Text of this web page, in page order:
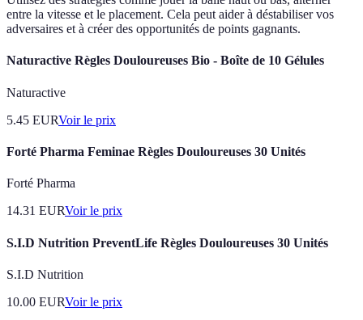
entre la vitesse et le placement. Cela peut aider à déstabiliser vos
adversaires et à créer des opportunités de points gagnants.
Naturactive Règles Douloureuses Bio - Boîte de 10 Gélules
Naturactive
5.45 EURVoir le prix
Forté Pharma Feminae Règles Douloureuses 30 Unités
Forté Pharma
14.31 EURVoir le prix
S.I.D Nutrition PreventLife Règles Douloureuses 30 Unités
S.I.D Nutrition
10.00 EURVoir le prix